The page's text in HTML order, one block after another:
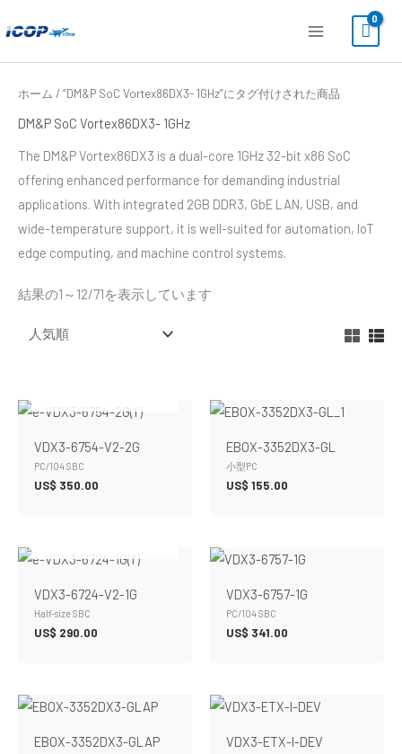
容
を
ホーム / “DM&P SoC Vortex86DX3- 1GHz”にタグ付けされた商品
DM&P SoC Vortex86DX3- 1GHz
The DM&P Vortex86DX3 is a dual-core 1GHz 32-bit x86 SoC
offering enhanced performance for demanding industrial
applications. With integrated 2GB DDR3, GbE LAN, USB, and
wide-temperature support, it is well-suited for automation, IoT
edge computing, and machine control systems.
結果の1～12/71を表示しています
人
気
VDX3-6754-V2-2G
PC/104 SBC
US$ 350.00
EBOX-3352DX3-GL
小型PC
US$ 155.00
VDX3-6724-V2-1G
Half-size SBC
US$ 290.00
VDX3-6757-1G
PC/104 SBC
US$ 341.00
EBOX-3352DX3-GLAP VDX3-ETX-I-DEV